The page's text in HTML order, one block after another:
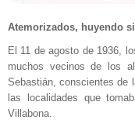
Atemorizados, huyendo
El 11 de agosto de 1936,
muchos vecinos de los
Sebastián, conscientes de
las localidades que
Villabona.